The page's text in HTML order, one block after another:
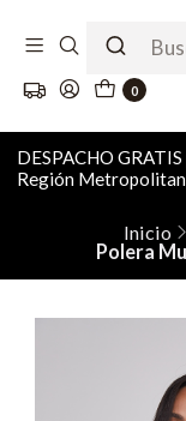
0
DESPACHO
Región
Inicio
Polera